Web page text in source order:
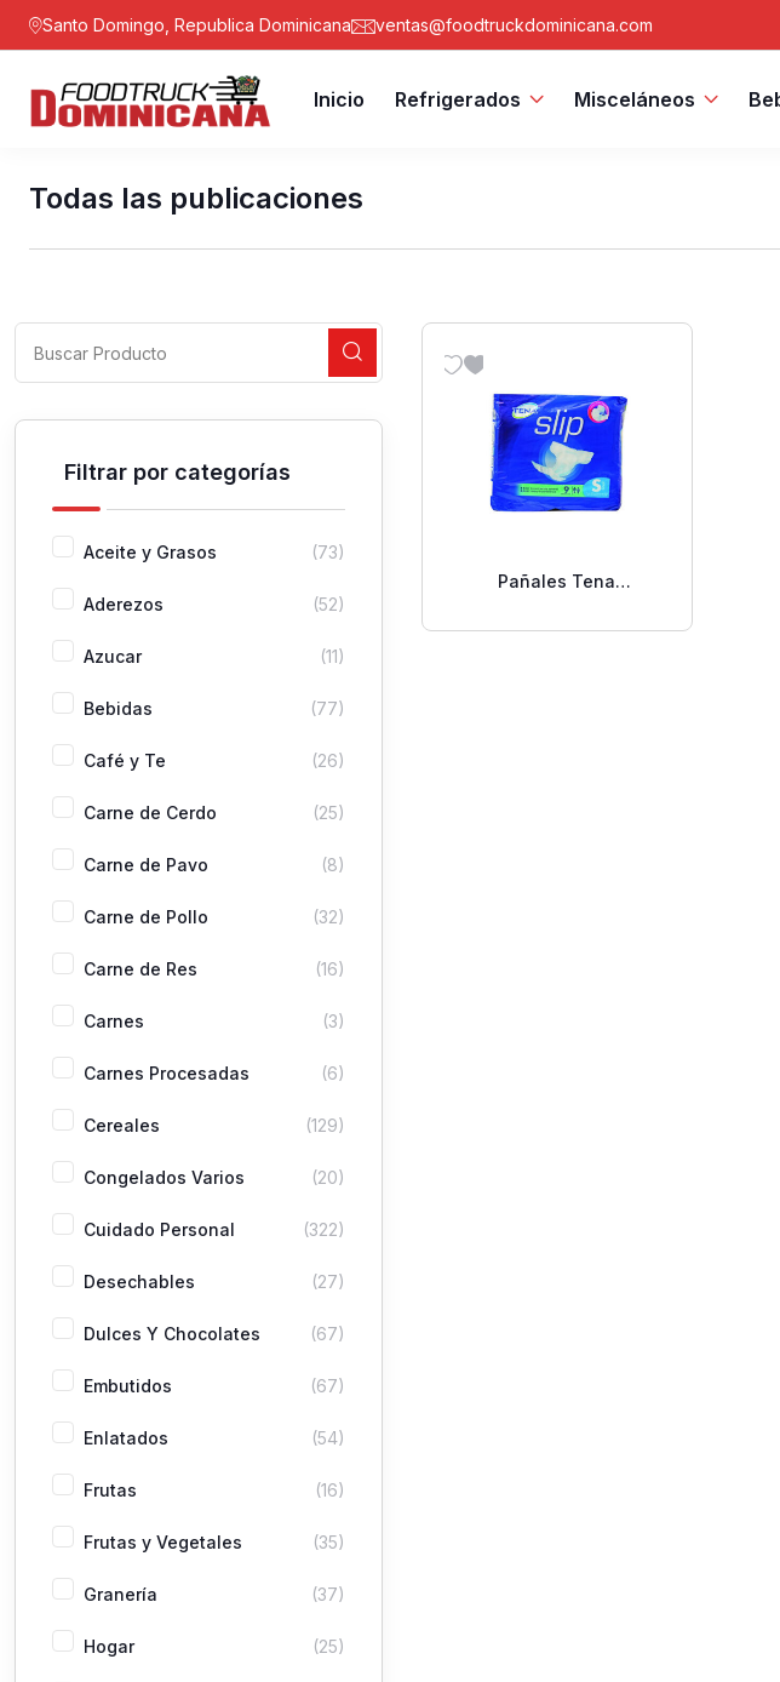
Santo Domingo, Republica Dominicana ventas@foodtruckdominicana.com
Inicio Refrigerados Misceláneos
Todas las publicaciones
Filtrar por categorías
Aceite y Grasos (73)
Aderezos (52)
Azucar (11)
Bebidas (77)
Café y Te (26)
Carne de Cerdo (25)
Carne de Pavo (8)
Carne de Pollo (32)
Carne de Res (16)
Carnes (3)
Carnes Procesadas (6)
Cereales (129)
Congelados Varios (20)
Cuidado Personal (322)
Desechables (27)
Dulces Y Chocolates (67)
Embutidos (67)
Enlatados (54)
Frutas (16)
Frutas y Vegetales (35)
Granería (37)
Hogar (25)
Pañales Tena
9 Uds.